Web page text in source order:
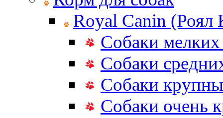
Royal Canin (Роял
Собаки мелких
Собаки
Собаки
Собаки очень